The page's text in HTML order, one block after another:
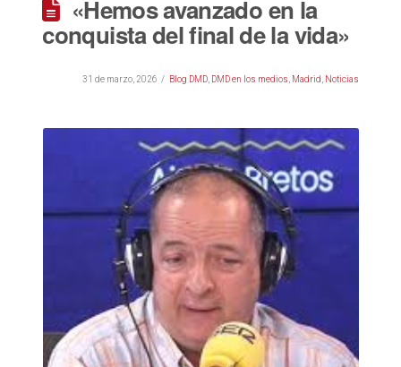
«Hemos avanzado en la
conquista del final de la vida»
31 de marzo, 2026 Blog DMD, DMD en los medios Madrid Noticias